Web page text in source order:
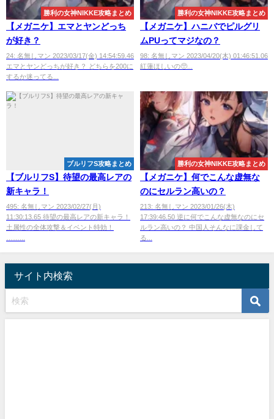
勝利の女神NIKKE攻略まとめ
【メガニケ】エマとヤンどっち
が好き？
24: 名無しマン 2023/03/17(金) 14:54:59.46
エマとヤンどっちが好き？ どちらを200に
するか迷ってる...
勝利の女神NIKKE攻略まとめ
【メガニケ】ハニバでピルグリ
ムPUってマジなの？
98: 名無しマン 2023/04/20(木) 01:46:51.06
紅蓮ほしいの🥺...
ブルリフS攻略まとめ
【ブルリフS】待望の最高レアの
新キャラ！
495: 名無しマン 2023/02/27(月)
11:30:13.65 待望の最高レアの新キャラ！
土属性の全体攻撃＆イベント特効！
勝利の女神NIKKE攻略まとめ
【メガニケ】何でこんな虚無な
のにセルラン高いの？
213: 名無しマン 2023/01/26(木)
17:39:46.50 逆に何でこんな虚無なのにセ
ルラン高いの？ 中国人そんなに課金して
る...
サイト内検索